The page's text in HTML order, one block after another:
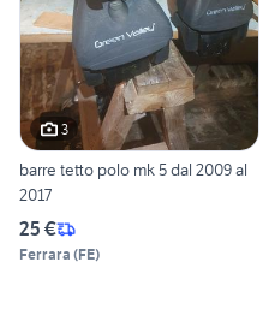
3
barre tetto polo mk 5 dal 2009 al
2017
25 €
Ferrara (FE)